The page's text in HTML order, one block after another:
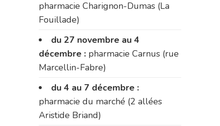
pharmacie Charignon-Dumas (La
Fouillade)
du 27 novembre au 4
décembre : pharmacie Carnus (rue
Marcellin-Fabre)
du 4 au 7 décembre :
pharmacie du marché (2 allées
Aristide Briand)